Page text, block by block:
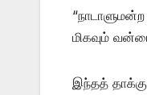
மிகவும்
இந்தத்